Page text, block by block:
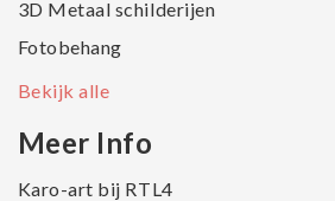
3D Metaal schilderijen
Fotobehang
Bekijk alle
Meer Info
Karo-art bij RTL4